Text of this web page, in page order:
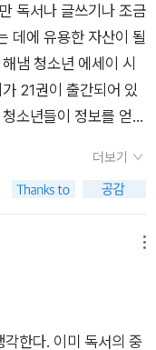
성공을 이루는 요소이
강력한 무기가 될 수
터 잘 쓰기는 어려워
첫 단계로 쉬운 글부터
알아둬야 할 몇 가지
, 한눈에 쏙 들어오는
춤법과 띄어쓰기가
의 글을 쓸 것인가를
요. 이 책에서는 실전
기 쉽게 설명해주고
나와 있어서 그 차이
글쓰기 중 논술은 대
독서나 글쓰기나 조금
데에 유용한 자산이 될
냄 청소년 에세이 시
21권이 출간되어 있
소년들이 정보를 얻기
특히 청소년 문해력이
선화 박사가 글쓰기
등 청소년들이 꼭
담았다.​인공지능이 대
효할까?이과 전공생
더보기
한다. 이미 독서의 중